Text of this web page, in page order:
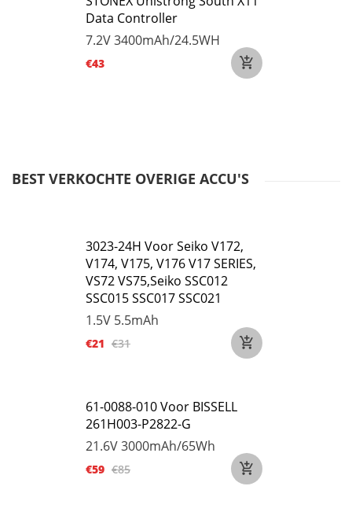
Data Controller
7.2V3400mAh/24.5WH
€43
BEST VERKOCHTE OVERIGE ACCU'S
3023-24H Voor Seiko V172,
V174, V175, V176 V17 SERIES,
VS72 VS75,Seiko SSC012
SSC015 SSC017 SSC021
1.5V 5.5mAh
€21 €31
61-0088-010 Voor BISSELL
261H003-P2822-G
21.6V3000mAh/65Wh
€59 €85